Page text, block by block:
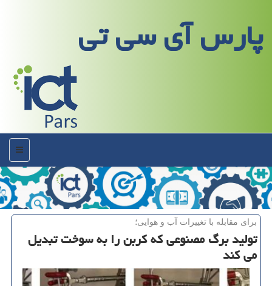
پارس آی سی تی
منو
برای مقابله با تغییرات آب و هوایی؛
تولید برگ مصنوعی كه كربن را به سوخت تبدیل
می كند